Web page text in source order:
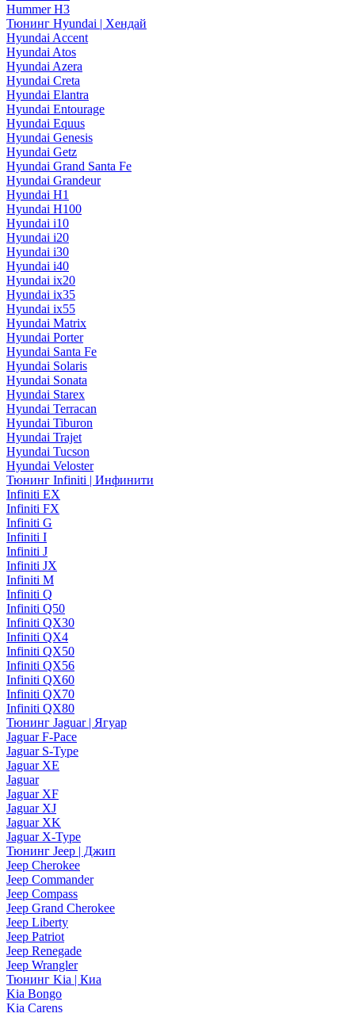
Hummer H3
Тюнинг Hyundai | Хендай
Hyundai Accent
Hyundai Atos
Hyundai Azera
Hyundai Creta
Hyundai Elantra
Hyundai Entourage
Hyundai Equus
Hyundai Genesis
Hyundai Getz
Hyundai Grand Santa Fe
Hyundai Grandeur
Hyundai H1
Hyundai H100
Hyundai i10
Hyundai i20
Hyundai i30
Hyundai i40
Hyundai ix20
Hyundai ix35
Hyundai ix55
Hyundai Matrix
Hyundai Porter
Hyundai Santa Fe
Hyundai Solaris
Hyundai Sonata
Hyundai Starex
Hyundai Terracan
Hyundai Tiburon
Hyundai Trajet
Hyundai Tucson
Hyundai Veloster
Тюнинг Infiniti | Инфинити
Infiniti EX
Infiniti FX
Infiniti G
Infiniti I
Infiniti J
Infiniti JX
Infiniti M
Infiniti Q
Infiniti Q50
Infiniti QX30
Infiniti QX4
Infiniti QX50
Infiniti QX56
Infiniti QX60
Infiniti QX70
Infiniti QX80
Тюнинг Jaguar | Ягуар
Jaguar F-Pace
Jaguar S-Type
Jaguar XE
Jaguar
Jaguar XF
Jaguar XJ
Jaguar XK
Jaguar X-Type
Тюнинг Jeep | Джип
Jeep Cherokee
Jeep Commander
Jeep Compass
Jeep Grand Cherokee
Jeep Liberty
Jeep Patriot
Jeep Renegade
Jeep Wrangler
Тюнинг Kia | Киа
Kia Bongo
Kia Carens